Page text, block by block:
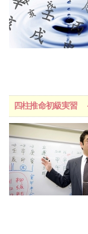
四柱推命初級実習